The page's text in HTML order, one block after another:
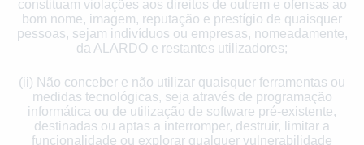
constituam violações aos direitos de outrem e ofensas ao
bom nome, imagem, reputação e prestígio de quaisquer
pessoas, sejam indivíduos ou empresas, nomeadamente,
da ALARDO e restantes utilizadores;
(ii) Não conceber e não utilizar quaisquer ferramentas ou
medidas tecnológicas, seja através de programação
informática ou de utilização de software pré-existente,
destinadas ou aptas a interromper, destruir, limitar a
funcionalidade ou explorar qualquer vulnerabilidade